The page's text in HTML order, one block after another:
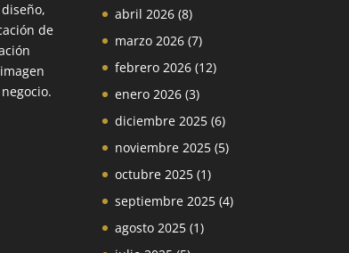
de
abril 2026 (8)
marzo 2026 (7)
febrero 2026 (12)
enero 2026 (3)
diciembre 2025 (6)
noviembre 2025 (5)
octubre 2025 (1)
septiembre 2025 (4)
agosto 2025 (1)